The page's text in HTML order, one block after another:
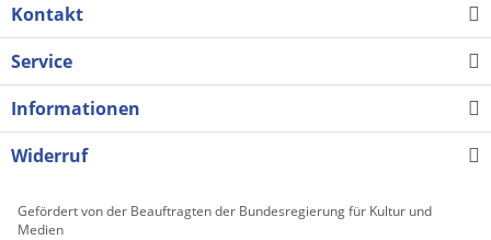
Kontakt
Service
Informationen
Widerruf
Gefördert von der Beauftragten der Bundesregierung für Kultur und
Medien